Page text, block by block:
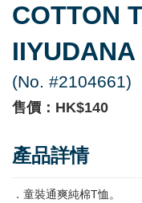
COTTON
(No. #2104661)
售價：HK$140
產品詳情
．童裝通爽純棉T恤。